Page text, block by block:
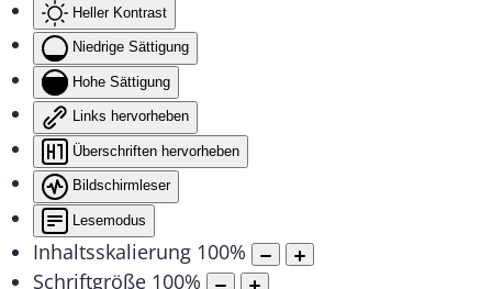
Heller Kontrast
Niedrige Sättigung
Hohe Sättigung
Links hervorheben
Überschriften hervorheben
Bildschirmleser
Lesemodus
Inhaltsskalierung 100%
Schriftgröße 100%